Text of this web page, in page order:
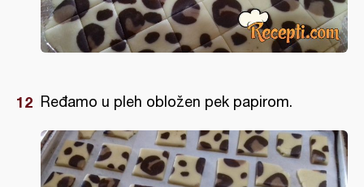
Ređamo u pleh obložen pek papirom.